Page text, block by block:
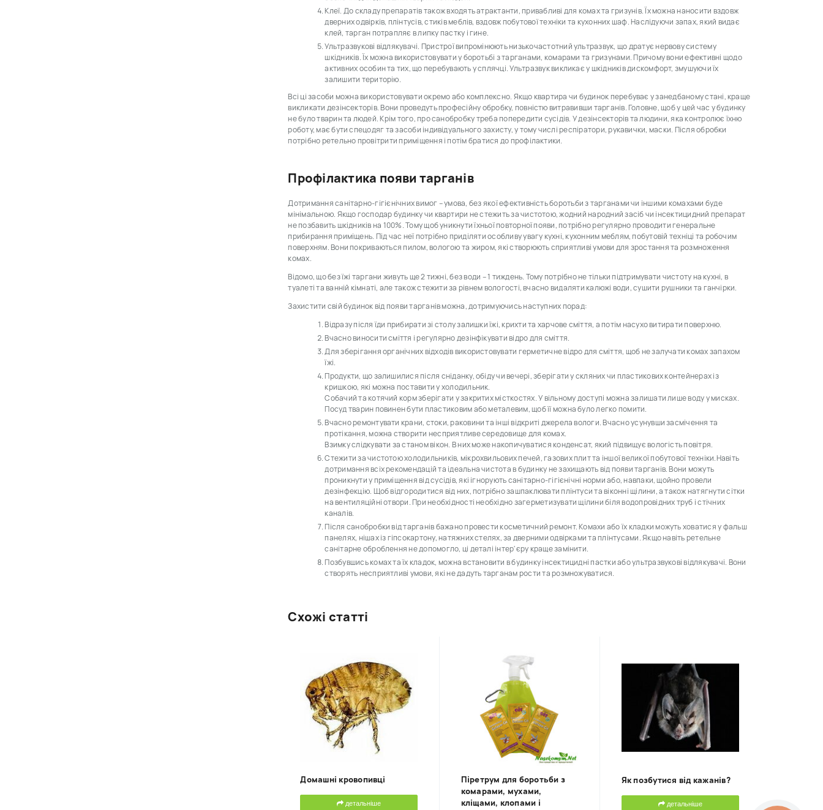
Клеї. До складу препаратів також входять атрактанти, привабливі для комах та гризунів. Їх можна наносити вздовж
дверних одвірків, плінтусів, стиків меблів, вздовж побутової техніки та кухонних шаф. Наслідуючи запах, який видає
клей, тарган потрапляє в липку пастку і гине.
Ультразвукові відлякувачі. Пристрої випромінюють низькочастотний ультразвук, що дратує нервову систему
шкідників. Їх можна використовувати у боротьбі з тарганами, комарами та гризунами. Причому вони ефективні щодо
активних особин та тих, що перебувають у сплячці. Ультразвук викликає у шкідників дискомфорт, змушуючи їх
залишити територію.
Всі ці засоби можна використовувати окремо або комплексно. Якщо квартира чи будинок перебуває у занедбаному стані, краще
викликати дезінсекторів. Вони проведуть професійну обробку, повністю витравивши тарганів. Головне, щоб у цей час у будинку
не було тварин та людей. Крім того, про санобробку треба попередити сусідів. У дезінсекторів та людини, яка контролює їхню
роботу, має бути спецодяг та засоби індивідуального захисту, у тому числі респіратори, рукавички, маски. Після обробки
потрібно ретельно провітрити приміщення і потім братися до профілактики.
Профілактика появи тарганів
Дотримання санітарно-гігієнічних вимог – умова, без якої ефективність боротьби з тарганами чи іншими комахами буде
мінімальною. Якщо господар будинку чи квартири не стежить за чистотою, жодний народний засіб чи інсектицидний препарат
не позбавить шкідників на 100%. Тому щоб уникнути їхньої повторної появи, потрібно регулярно проводити генеральне
прибирання приміщень. Під час неї потрібно приділяти особливу увагу кухні, кухонним меблям, побутовій техніці та робочим
поверхням. Вони покриваються пилом, вологою та жиром, які створюють сприятливі умови для зростання та розмноження
комах.
Відомо, що без їжі таргани живуть ще 2 тижні, без води – 1 тиждень. Тому потрібно не тільки підтримувати чистоту на кухні, в
туалеті та ванній кімнаті, але також стежити за рівнем вологості, вчасно видаляти калюжі води, сушити рушники та ганчірки.
Захистити свій будинок від появи тарганів можна, дотримуючись наступних порад:
Відразу після їди прибирати зі столу залишки їжі, крихти та харчове сміття, а потім насухо витирати поверхню.
Вчасно виносити сміття і регулярно дезінфікувати відро для сміття.
Для зберігання органічних відходів використовувати герметичне відро для сміття, щоб не залучати комах запахом
їжі.
Продукти, що залишилися після сніданку, обіду чи вечері, зберігати у скляних чи пластикових контейнерах із
кришкою, які можна поставити у холодильник.
Собачий та котячий корм зберігати у закритих місткостях. У вільному доступі можна залишати лише воду у мисках.
Посуд тварин повинен бути пластиковим або металевим, щоб її можна було легко помити.
Вчасно ремонтувати крани, стоки, раковини та інші відкриті джерела вологи. Вчасно усунувши засмічення та
протікання, можна створити несприятливе середовище для комах.
Взимку слідкувати за станом вікон. В них може накопичуватися конденсат, який підвищує вологість повітря.
Стежити за чистотою холодильників, мікрохвильових печей, газових плит та іншої великої побутової техніки.Навіть
дотримання всіх рекомендацій та ідеальна чистота в будинку не захищають від появи тарганів. Вони можуть
проникнути у приміщення від сусідів, які ігнорують санітарно-гігієнічні норми або, навпаки, щойно провели
дезінфекцію. Щоб відгородитися від них, потрібно зашпаклювати плінтуси та віконні щілини, а також натягнути сітки
на вентиляційні отвори. При необхідності необхідно загерметизувати щілини біля водопровідних труб і стічних
каналів.
Після санобробки від тарганів бажано провести косметичний ремонт. Комахи або їх кладки можуть ховатися у фальш
панелях, нішах із гіпсокартону, натяжних стелях, за дверними одвірками та плінтусами. Якщо навіть ретельне
санітарне оброблення не допомогло, ці деталі інтер'єру краще замінити.
Позбувшись комах та їх кладок, можна встановити в будинку інсектицидні пастки або ультразвукові відлякувачі. Вони
створять несприятливі умови, які не дадуть тарганам рости та розмножуватися.
Схожі статті
Домашні кровопивці
детальніше
Піретрум для боротьби з
комарами, мухами,
кліщами, клопами і
Як позбутися від кажанів?
детальніше